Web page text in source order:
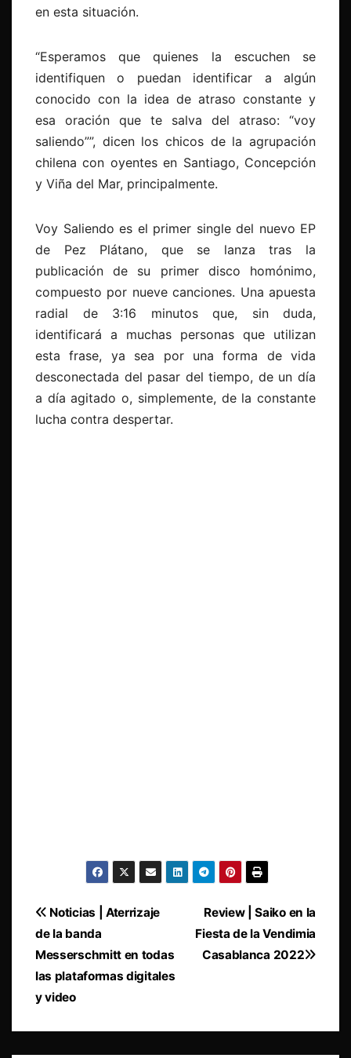
en esta situación.
“Esperamos que quienes la escuchen se
identifiquen o puedan identificar a algún
conocido con la idea de atraso constante y
esa oración que te salva del atraso: “voy
saliendo””, dicen los chicos de la agrupación
chilena con oyentes en Santiago, Concepción
y Viña del Mar, principalmente.
Voy Saliendo es el primer single del nuevo EP
de Pez Plátano, que se lanza tras la
publicación de su primer disco homónimo,
compuesto por nueve canciones. Una apuesta
radial de 3:16 minutos que, sin duda,
identificará a muchas personas que utilizan
esta frase, ya sea por una forma de vida
desconectada del pasar del tiempo, de un día
a día agitado o, simplemente, de la constante
lucha contra despertar.
Navegación
de
entradas
Review | Saiko en la
Fiesta de la Vendimia
Casablanca 2022
Noticias | Aterrizaje
de la banda
Messerschmitt en todas
las plataformas digitales
y video